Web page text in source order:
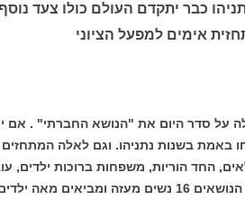
כבר יתקדם העולם כולו צעד
אימים למפעל הציוני
על סדר היום את "הנושא החברתי" . אם
באמת בשנות נתניהו. וגם לאלה המתחזים
החד הוריות, משפחות ברוכות ילדים,
מאה ילדים לעולם.